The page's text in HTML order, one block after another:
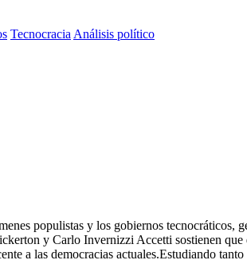
Tecnocracia Análisis político
populistas y los gobiernos tecnocráticos,
y Carlo Invernizzi Accetti sostienen
a las democracias actuales.Estudiando